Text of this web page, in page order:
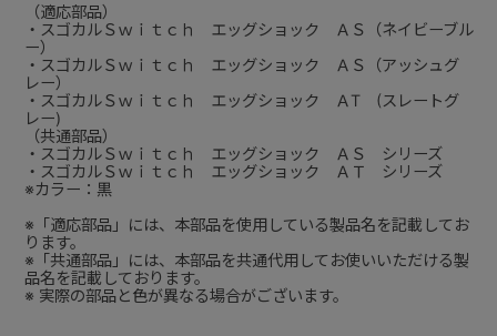
（適応部品）
・スゴカルＳｗｉｔｃｈ エッグショック ＡＳ（ネイビーブル
ー）
・スゴカルＳｗｉｔｃｈ エッグショック ＡＳ（アッシュグ
レー）
・スゴカルＳｗｉｔｃｈ エッグショック ＡT (スレートグ
レー)
（共通部品）
・スゴカルＳｗｉｔｃｈ エッグショック ＡＳ シリーズ
・スゴカルＳｗｉｔｃｈ エッグショック ＡＴ シリーズ
※カラー：黒
※「適応部品」には、本部品を使用している製品名を記載してお
ります。
※「共通部品」には、本部品を共通代用してお使いいただける製
品名を記載しております。
※ 実際の部品と色が異なる場合がございます。